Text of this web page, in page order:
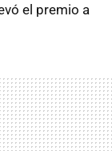
el premio a